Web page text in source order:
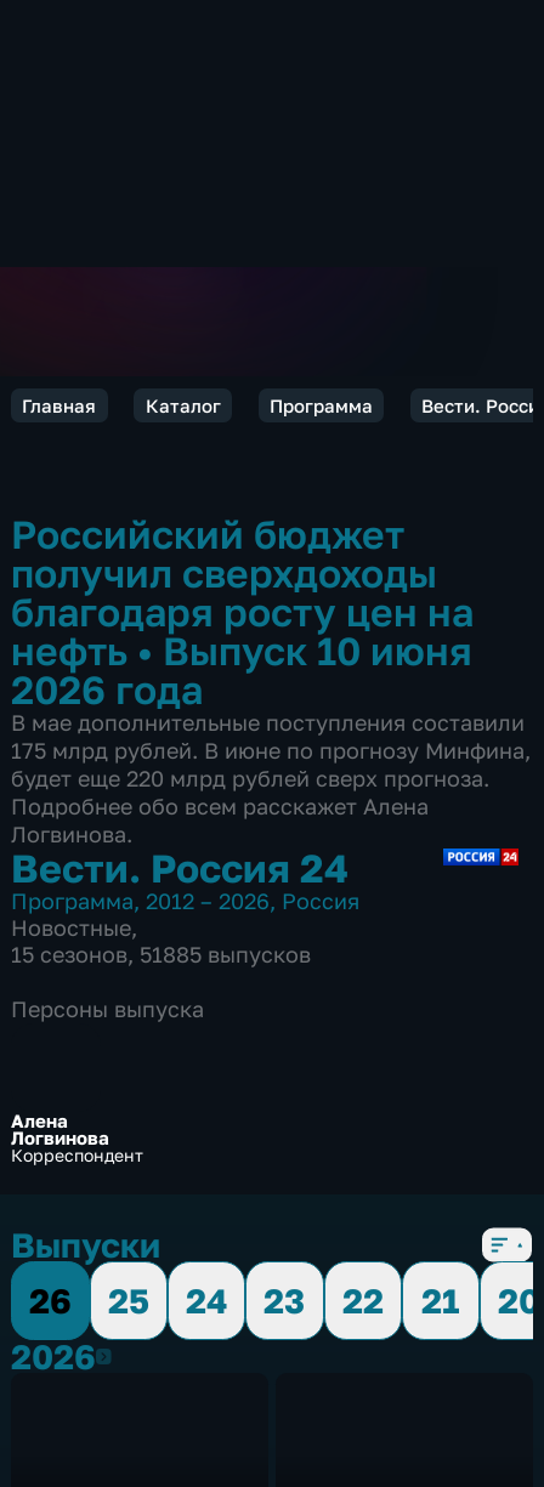
Главная Каталог Программа Вести.
Российский бюджет
получил сверхдоходы
благодаря росту цен на
нефть • Выпуск 10 июня
2026 года
В мае дополнительные поступления составили
175 млрд рублей. В июне по прогнозу Минфина,
будет еще 220 млрд рублей сверх прогноза.
Подробнее обо всем расскажет Алена
Логвинова.
Вести. Россия 24
Программа, 2012 – 2026, Россия
Новостные,
15 сезонов, 51885 выпусков
Персоны выпуска
Алена
Логвинова
Корреспондент
Выпуски
26
25 24 23 22 21
20
20262026